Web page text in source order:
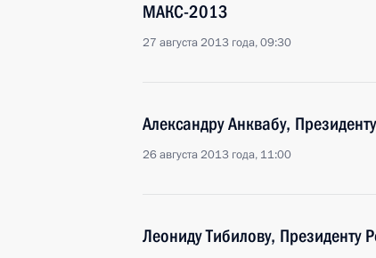
МАКС-2013
27 августа 2013 года, 09:30
Александру Анквабу,
26 августа 2013 года, 11:00
Леониду Тибилову, Президенту